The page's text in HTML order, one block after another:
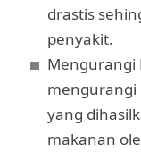
drastis
penyakit.
Mengurangi
mengurangi
yang
makanan